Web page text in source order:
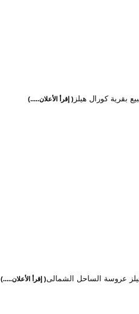
بقرية كورال هيلز ( إقرأ الأعلان.....)
عروسة الساحل الشمالى( إقرأ الأعلان.....)